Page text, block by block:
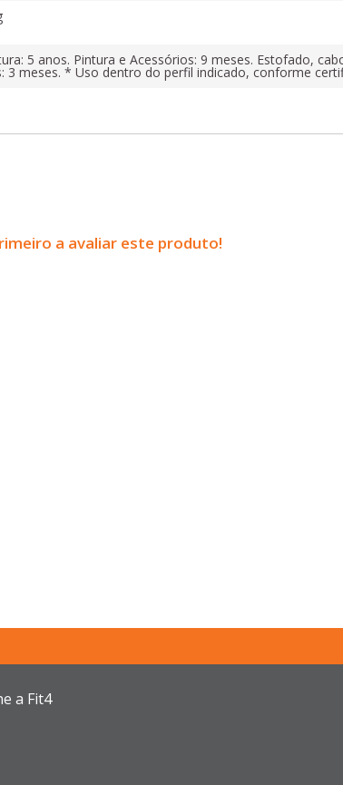
5 anos. Pintura e Acessórios: 9 meses. Estofado,
3 meses. * Uso dentro do perfil indicado, conforme
a avaliar este produto!
a Fit4